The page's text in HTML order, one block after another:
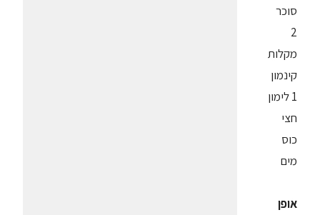
סוכר
2
מקלות
קינמון
1 לימון
חצי
כוס
מים
אופן